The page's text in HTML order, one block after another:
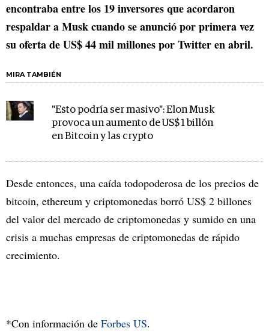
encontraba entre los 19 inversores que acordaron
respaldar a Musk cuando se anunció por primera vez
su oferta de US$ 44 mil millones por Twitter en abril.
MIRA TAMBIÉN
"Esto podría ser masivo": Elon Musk
provoca un aumento de US$ 1 billón
en Bitcoin y las crypto
Desde entonces, una caída todopoderosa de los precios de
bitcoin, ethereum y criptomonedas borró US$ 2 billones
del valor del mercado de criptomonedas y sumido en una
crisis a muchas empresas de criptomonedas de rápido
crecimiento.
*Con información de Forbes US.